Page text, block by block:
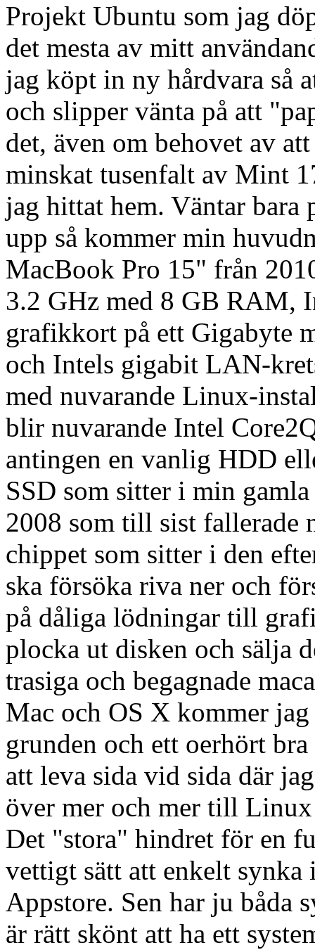
Projekt Ubuntu som jag
det mesta av mitt
jag köpt in ny hårdvara så
och slipper vänta på att
det, även om behovet av
minskat tusenfalt av Mint
jag hittat hem. Väntar bara
upp så kommer min
MacBook Pro 15" från
3.2 GHz med 8 GB RAM,
grafikkort på ett Gigabyte
och Intels gigabit LAN-
med nuvarande Linux-
blir nuvarande Intel
antingen en vanlig HDD
SSD som sitter i min
2008 som till sist fallerade
chippet som sitter i den
ska försöka riva ner och
på dåliga lödningar till
plocka ut disken och sälja
trasiga och begagnade
Mac och OS X kommer
grunden och ett oerhört
att leva sida vid sida där
över mer och mer till
Det "stora" hindret för en
vettigt sätt att enkelt synka
Appstore. Sen har ju båda
är rätt skönt att ha ett